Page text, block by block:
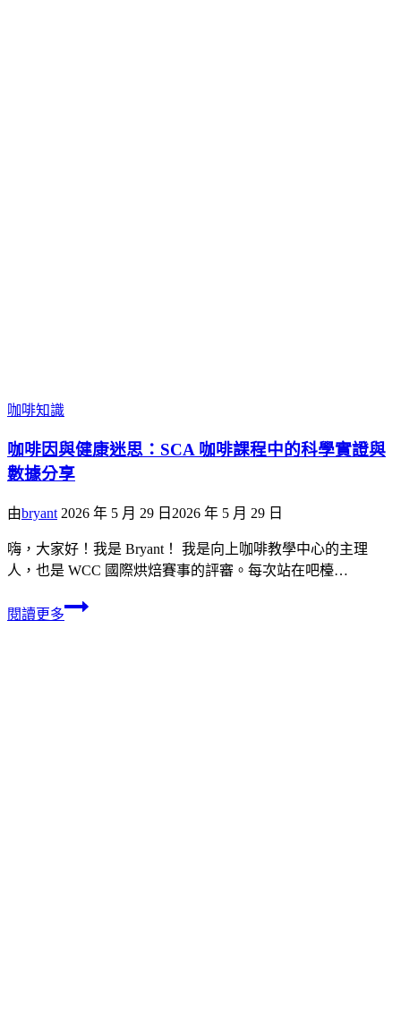
咖啡知識
咖啡因與健康迷思：SCA 咖啡課程中的科學實證與
數據分享
由bryant 2026 年 5 月 29 日 2026 年 5 月 29 日
嗨，大家好！我是 Bryant！ 我是向上咖啡教學中心的主理
人，也是 WCC 國際烘焙賽事的評審。每次站在吧檯…
閱讀更多